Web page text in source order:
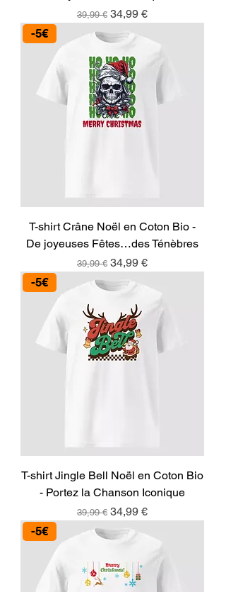
Prix original
39,99 € Prix promotionnel
34,99 €
-5€
T-shirt Crâne Noël en Coton Bio -
De joyeuses Fêtes…des Ténèbres
Prix original
39,99 € Prix promotionnel
34,99 €
-5€
T-shirt Jingle Bell Noël en Coton Bio
- Portez la Chanson Iconique
Prix original
39,99 € Prix promotionnel
34,99 €
-5€